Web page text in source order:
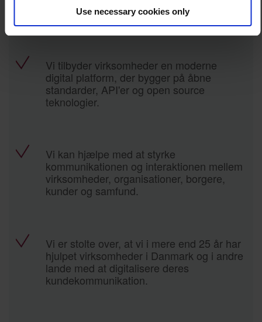
Use necessary cookies only
Kontakt os
Vi tilbyder virksomheder en moderne
digital platform, der bygger på åbne
standarder, API'er og open source
teknologier.
Vi kan hjælpe med at styrke
kommunikationen og interaktionen mellem
virksomheder, organisationer, borgere,
kunder og samfund.
Vi er stolte over, at vi i mere end 25 år har
hjulpet virksomheder i Danmark og i andre
lande med at digitalisere deres
kundekommunikation.